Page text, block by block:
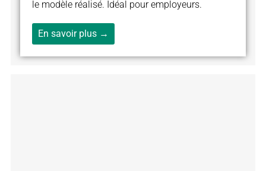
le modèle réalisé. Idéal pour employeurs.
En savoir plus →